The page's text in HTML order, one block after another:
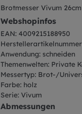
Brotmesser Vivum
Webshopinfos
EAN: 4009215188950
Anwendung: schneiden
Themenwelten: Private
Messertyp: Brot-/
Farbe: holz
Serie: Vivum
Abmessungen